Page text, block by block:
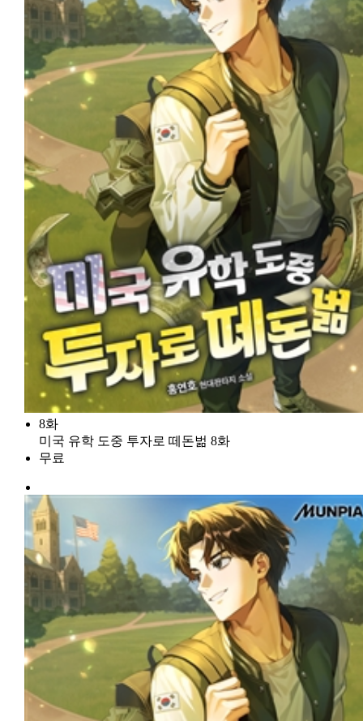
8화
미국 유학 도중 투자로 떼돈벎 8화
무료